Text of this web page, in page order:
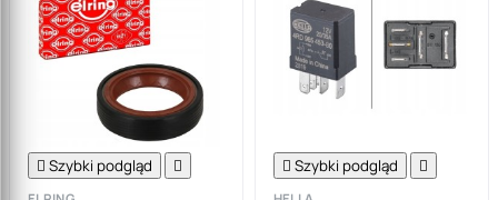
 Szybki podgląd   Szybki podgląd 